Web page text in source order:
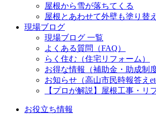
屋根から雪が落ちてくる
屋根とあわせて外壁も塗り替
現場ブログ
現場ブログ 一覧
よくある質問（FAQ）
らく住む（住宅リフォーム）
お得な情報（補助金・助成制
お知らせ（高山市民時報答え
【プロが解説】屋根工事・リ
お役立ち情報